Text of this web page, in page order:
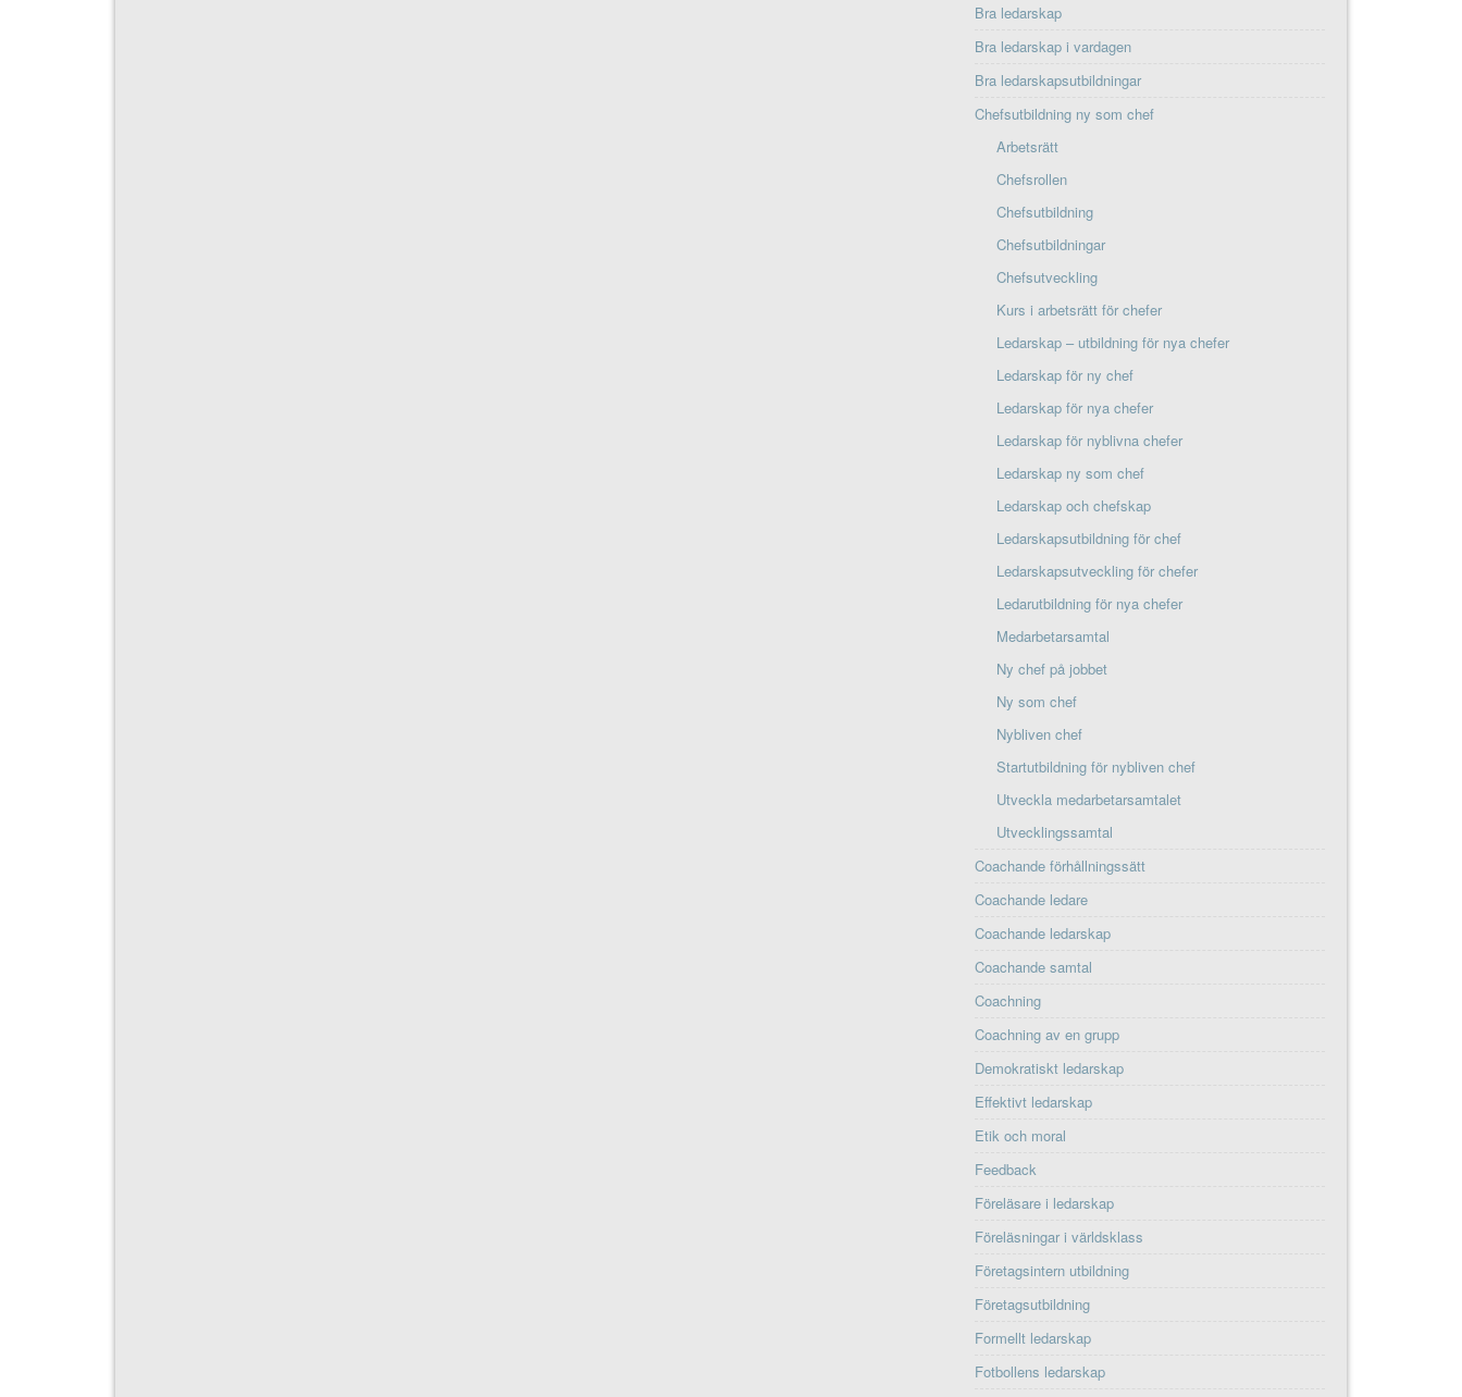
Bra ledarskap
Bra ledarskap i vardagen
Bra ledarskapsutbildningar
Chefsutbildning ny som chef
Arbetsrätt
Chefsrollen
Chefsutbildning
Chefsutbildningar
Chefsutveckling
Kurs i arbetsrätt för chefer
Ledarskap – utbildning för nya chefer
Ledarskap för ny chef
Ledarskap för nya chefer
Ledarskap för nyblivna chefer
Ledarskap ny som chef
Ledarskap och chefskap
Ledarskapsutbildning för chef
Ledarskapsutveckling för chefer
Ledarutbildning för nya chefer
Medarbetarsamtal
Ny chef på jobbet
Ny som chef
Nybliven chef
Startutbildning för nybliven chef
Utveckla medarbetarsamtalet
Utvecklingssamtal
Coachande förhållningssätt
Coachande ledare
Coachande ledarskap
Coachande samtal
Coachning
Coachning av en grupp
Demokratiskt ledarskap
Effektivt ledarskap
Etik och moral
Feedback
Föreläsare i ledarskap
Föreläsningar i världsklass
Företagsintern utbildning
Företagsutbildning
Formellt ledarskap
Fotbollens ledarskap